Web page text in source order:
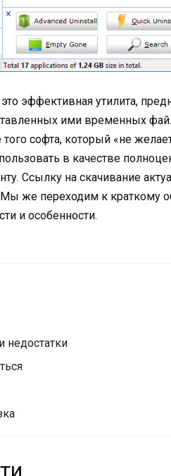
эффективная утилита,
ими временных
софта, который «не
в качестве
Ссылку на скачивание
Мы же переходим к краткому
и особенности.
недостатки